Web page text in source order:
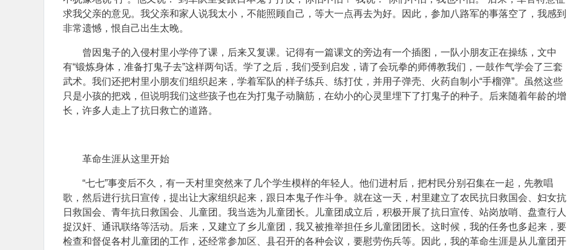
求我父亲的意见。我父亲和家人说我太小，不能照顾自己，等大一点再去为好。因此，参加八路军的事落空了，我感到
非常遗憾，恨自己出生太晚。
曾因鬼子的入侵村里小学停了课，后来又复课。记得有一篇课文的旁边有一个插图，一队小朋友正在操练，文中
有“锻炼身体，准备打鬼子去”这样两句话。学了之后，我们受到启发，请了会玩拳的师傅教我们，一鼓作气学会了三套
武术。我们还把村里小朋友们组织起来，学着军队的样子练兵、练打仗，并用子弹壳、火药自制小“手榴弹”。虽然这些
只是小孩的把戏，但说明我们这些孩子也在为打鬼子动脑筋，在幼小的心灵里埋下了打鬼子的种子。后来随着年龄的增
长，许多人走上了抗日救亡的道路。
革命生涯从这里开始
“七七”事变后不久，有一天村里突然来了几个学生模样的年轻人。他们进村后，把村民分别召集在一起，先教唱
歌，然后进行抗日宣传，提出让大家组织起来，跟日本鬼子作斗争。就在这一天，村里建立了农民抗日救国会、妇女抗
日救国会、青年抗日救国会、儿童团。我当选为儿童团长。儿童团成立后，积极开展了抗日宣传、站岗放哨、盘查行人
捉汉奸、通讯联络等活动。后来，又建立了乡儿童团，我又被推举担任乡儿童团团长。这时候，我的任务也多起来，要
检查和督促各村儿童团的工作，还经常参加区、县召开的各种会议，要慰劳伤兵等。因此，我的革命生涯是从儿童团开